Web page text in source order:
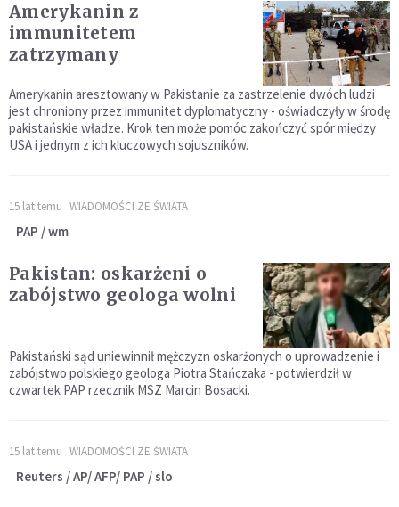
Amerykanin z
immunitetem
zatrzymany
Amerykanin aresztowany w Pakistanie za zastrzelenie dwóch ludzi
jest chroniony przez immunitet dyplomatyczny - oświadczyły w środę
pakistańskie władze. Krok ten może pomóc zakończyć spór między
USA i jednym z ich kluczowych sojuszników.
15 lat temu WIADOMOŚCI ZE ŚWIATA
PAP / wm
Pakistan: oskarżeni o
zabójstwo geologa wolni
Pakistański sąd uniewinnił mężczyzn oskarżonych o uprowadzenie i
zabójstwo polskiego geologa Piotra Stańczaka - potwierdził w
czwartek PAP rzecznik MSZ Marcin Bosacki.
15 lat temu WIADOMOŚCI ZE ŚWIATA
Reuters / AP/ AFP/ PAP / slo